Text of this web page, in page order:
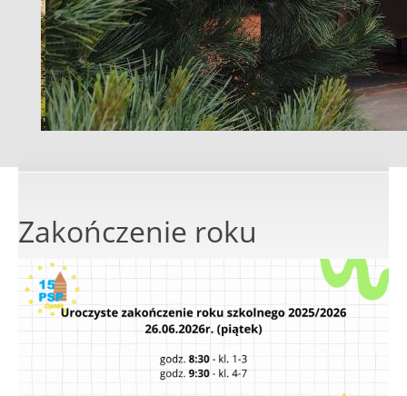
Zakończenie roku